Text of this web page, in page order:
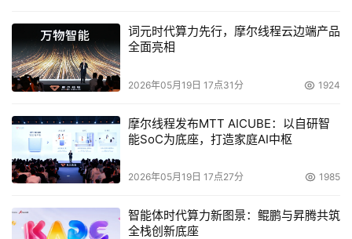
词元时代算力先行，摩尔线程云边端产品
全面亮相
2026年05月19日 17点31分 1924
摩尔线程发布MTT AICUBE：以自研智
能SoC为底座，打造家庭AI中枢
2026年05月19日 17点27分 1985
智能体时代算力新图景：鲲鹏与昇腾共筑
全栈创新底座